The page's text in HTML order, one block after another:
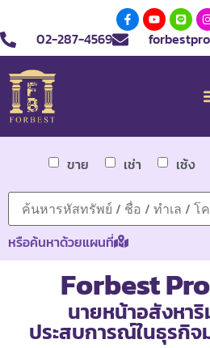
02-287-4569
ขาย เช่า เซ้ง
หรือค้นหาด้วยแผนที่
Forbest
นายหน้าอสังหา
ประสบการณ์ในธุรกิจ